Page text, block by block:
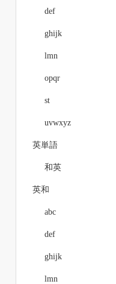
def
ghijk
lmn
opqr
st
uvwxyz
英単語
和英
英和
abc
def
ghijk
lmn